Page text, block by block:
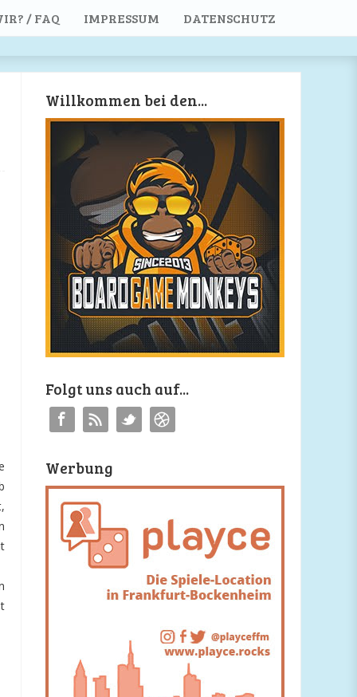
/ FAQ IMPRESSUM DATENSCHUTZ
Willkommen bei den...
Folgt uns auch auf...
Werbung